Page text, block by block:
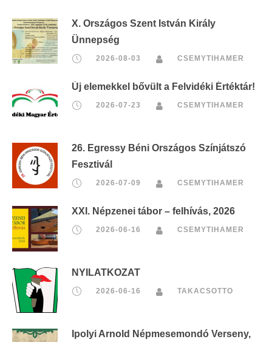
X. Országos Szent István Király
Ünnepség
2026-08-03 CSEMYTIHAMER
Új elemekkel bővült a Felvidéki Értéktár!
2026-07-23 CSEMYTIHAMER
26. Egressy Béni Országos Színjátszó
Fesztivál
2026-07-09 CSEMYTIHAMER
XXI. Népzenei tábor – felhívás, 2026
2026-06-16 CSEMYTIHAMER
NYILATKOZAT
2026-06-16 TAKACSOTTO
Ipolyi Arnold Népmesemondó Verseny,